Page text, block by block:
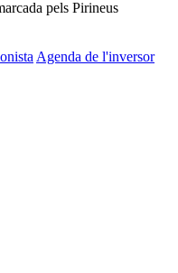
Agenda de l'inversor